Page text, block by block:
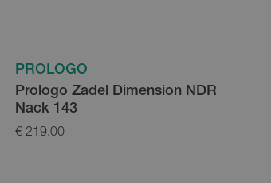
PROLOGO
Prologo Zadel Dimension NDR
Nack 143
€ 219.00